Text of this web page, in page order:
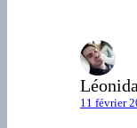
11 février